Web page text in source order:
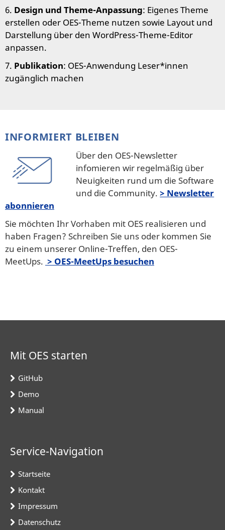
6. Design und Theme-Anpassung: Eigenes Theme
erstellen oder OES-Theme nutzen sowie Layout und
Darstellung über den WordPress-Theme-Editor
anpassen.
7. Publikation: OES-Anwendung Leser*innen
zugänglich machen
INFORMIERT BLEIBEN
Über den OES-Newsletter
infomieren wir regelmäßig über
Neuigkeiten rund um die Software
und die Community.> Newsletter
abonnieren
Sie möchten Ihr Vorhaben mit OES realisieren und
haben Fragen? Schreiben Sie uns oder kommen Sie
zu einem unserer Online-Treffen, den OES-
MeetUps. > OES-MeetUps besuchen
Mit OES starten
GitHub
Demo
Manual
Service-Navigation
Startseite
Kontakt
Impressum
Datenschutz